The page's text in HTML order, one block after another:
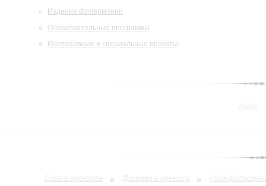
Издания филармонии
Образовательные программы
Инклюзивные и специальные проекты
Соло в оркестре Дирижер и оркестр
«Моя